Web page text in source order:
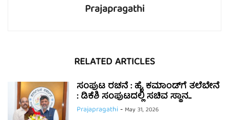
Prajapragathi
RELATED ARTICLES
ಸಂಪುಟ ರಚನೆ : ಹೈ ಕಮಾಂಡ್‌ಗೆ ತಲೆಬೇನೆ
: ಡಿಕೆಶಿ ಸಂಪುಟದಲ್ಲಿ ಸಚಿವ ಸ್ಥಾನ...
Prajapragathi- May 31, 2026